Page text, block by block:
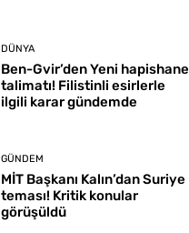
DÜNYA
Ben-Gvir’den Yeni hapishane
talimatı! Filistinli esirlerle
ilgili karar gündemde
GÜNDEM
MİT Başkanı Kalın’dan Suriye
teması! Kritik konular
görüşüldü